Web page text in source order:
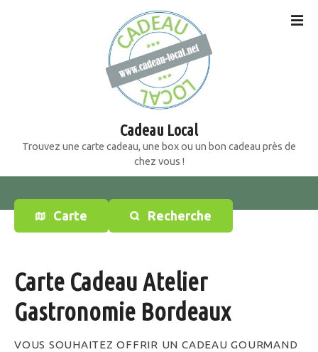
e
t
Cadeau Local
Trouvez une carte cadeau, une box ou un bon cadeau près de
chez vous !
Carte Recherche
Carte Cadeau Atelier
Gastronomie Bordeaux
VOUS SOUHAITEZ OFFRIR UN CADEAU GOURMAND